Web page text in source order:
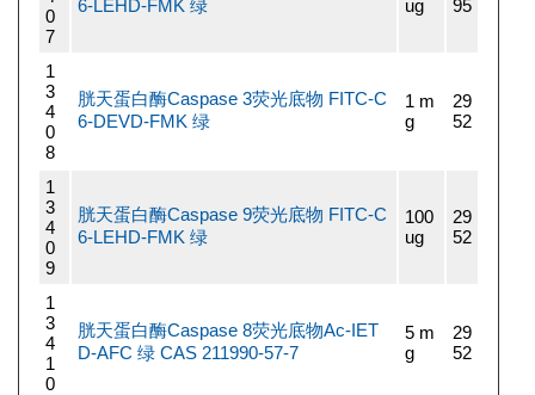
0
7
6-LEHD-FMK 绿
ug
95
1
3
4
0
8
胱天蛋白酶Caspase 3荧光底物 FITC-C
6-DEVD-FMK 绿
1 m
g
29
52
1
3
4
0
9
胱天蛋白酶Caspase 9荧光底物 FITC-C
6-LEHD-FMK 绿
100
ug
29
52
1
3
4
1
0
胱天蛋白酶Caspase 8荧光底物Ac-IET
D-AFC 绿 CAS 211990-57-7
5 m
g
29
52